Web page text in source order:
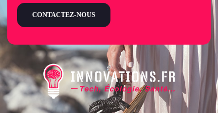
CONTACTEZ-NOUS